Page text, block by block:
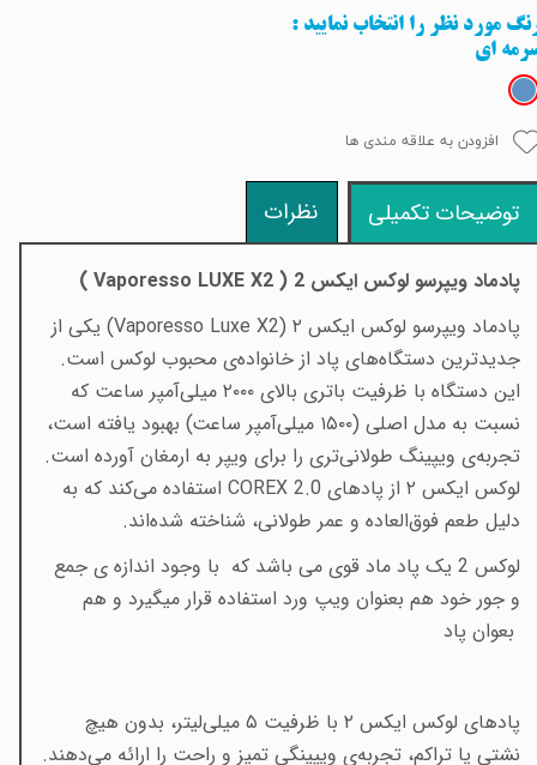
مورد نظر را انتخاب نمایید :
ای
افزودن به علاقه مندی ها
توضیحات تکمیلی نظرات
پادماد ویپرسو لوکس ایکس 2 ( Vaporesso LUXE X2
)
پادماد ویپرسو لوکس ایکس ۲ (Vaporesso Luxe X2) یکی از
جدیدترین دستگاه‌های پاد از خانواده‌ی محبوب لوکس است.
این دستگاه با ظرفیت باتری بالای ۲۰۰۰ میلی‌آمپر ساعت که
نسبت به مدل اصلی (۱۵۰۰ میلی‌آمپر ساعت) بهبود یافته است،
تجربه‌ی ویپینگ طولانی‌تری را برای ویپر به ارمغان آورده است.
لوکس ایکس ۲ از پادهای
COREX 2.0 استفاده می‌کند که به
دلیل طعم فوق‌العاده و عمر طولانی، شناخته شده‌اند.
لوکس 2 یک پاد ماد قوی می باشد که با وجود اندازه ی جمع
و جور خود هم بعنوان ویپ ورد استفاده قرار میگیرد و هم
پادهای لوکس ایکس ۲ با ظرفیت ۵ میلی‌لیتر، بدون هیچ
نشتی یا تراکم، تجربه‌ی ویپینگی تمیز و راحت را ارائه می‌دهند.